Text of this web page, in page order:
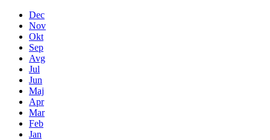
Dec
Nov
Okt
Sep
Avg
Jul
Jun
Maj
Apr
Mar
Feb
Jan